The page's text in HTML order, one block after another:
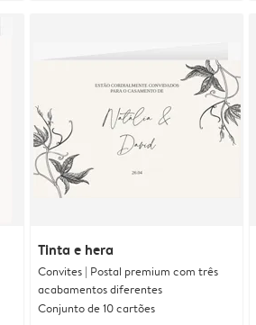
Tinta e hera
Convites | Postal premium com três
acabamentos diferentes
Conjunto de 10 cartões